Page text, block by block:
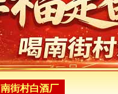
南街村白酒厂